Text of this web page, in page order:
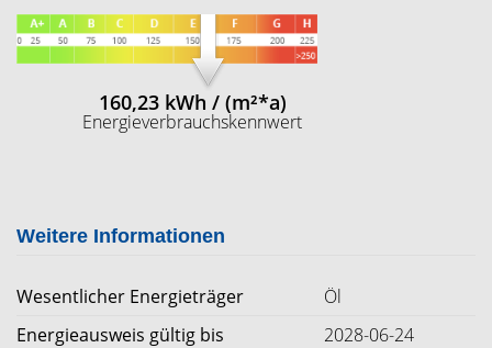
160,23 kWh / (m²*a)
Energieverbrauchskennwert
Weitere Informationen
Wesentlicher Energieträger
Öl
Energieausweis gültig bis
2028-06-24